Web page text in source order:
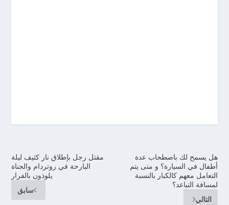
مقتل رجل بإطلاق نار كثيف ليلة
البارحة في روتردام والجناة
يلوذون بالفرار
سابق
هل يسمح لك باصطحاب عدة
أطفال في السيارة؟ و متى يتم
التعامل معهم كالكبار بالنسبة
لمسافة التباعد؟
التالي